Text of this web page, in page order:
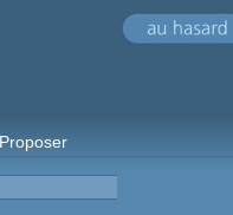
Proposer